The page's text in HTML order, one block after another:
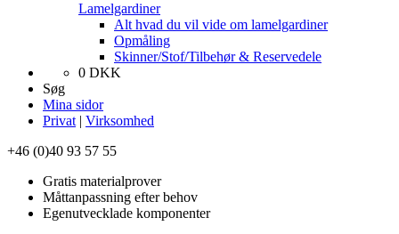
Lamelgardiner
Alt hvad du vil vide om lamelgardiner
Opmåling
Skinner/Stof/Tilbehør & Reservedele
0 DKK
Søg
Mina sidor
Privat | Virksomhed
+46 (0)40 93 57 55
Gratis materialprover
Måttanpassning efter behov
Egenutvecklade komponenter